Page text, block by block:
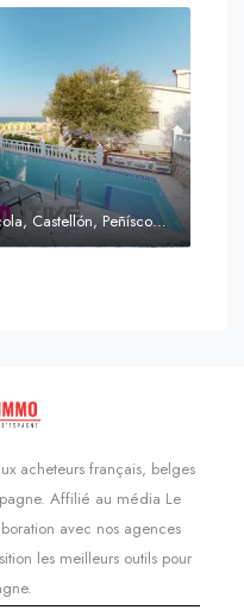
C. Guatemala, 6, 12598 Peñíscola, Castellón, Peñíscola, Communauté valencienne
acheteurs français, belges
Affilié au média Le
avec nos agences
les meilleurs outils pour